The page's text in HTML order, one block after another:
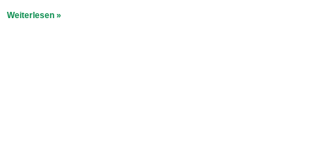
Weiterlesen »